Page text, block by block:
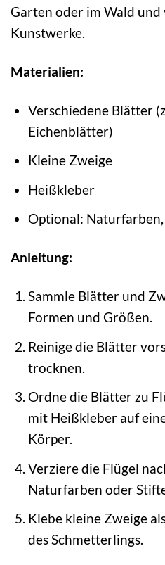
Garten oder im Wald
Kunstwerke.
Materialien:
Verschiedene Blätter
Eichenblätter)
Kleine Zweige
Heißkleber
Optional:
Anleitung:
Sammle Blätter und
Formen und Größen.
Reinige die Blätter
trocknen.
Ordne die Blätter zu
mit Heißkleber auf
Körper.
Verziere die Flügel
Naturfarben oder
Klebe kleine Zweige
des Schmetterlings.